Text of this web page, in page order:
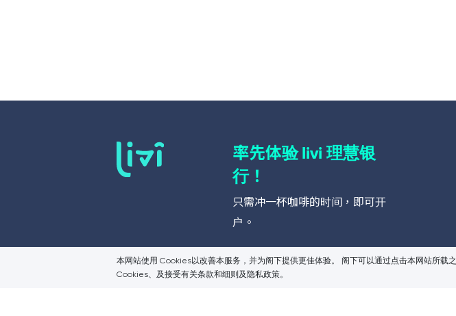
本网站使用 Cookies以改善本服务，并为阁下提供更佳体验。 阁下可以通过点击本网站所载之
Cookies、及接受有关条款和细则及隐私政策。
率先体验 livi 理慧银
行！
只需冲一杯咖啡的时间，即可开
户。